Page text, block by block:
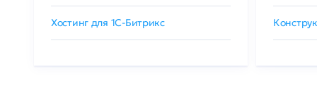
Хостинг для 1C-Битрикс